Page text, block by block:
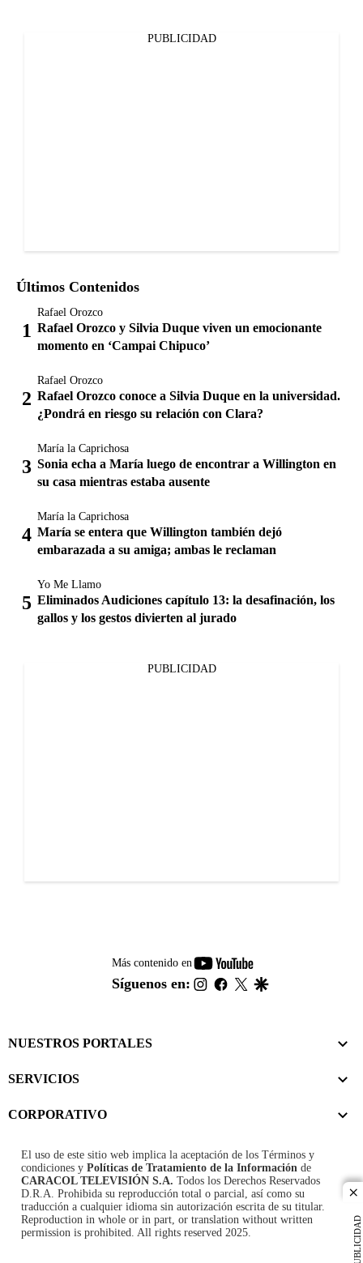
PUBLICIDAD
PUBLICIDAD
Últimos Contenidos
Rafael Orozco
Rafael Orozco y Silvia Duque viven un emocionante
momento en ‘Campai Chipuco’
Rafael Orozco
Rafael Orozco conoce a Silvia Duque en la universidad.
¿Pondrá en riesgo su relación con Clara?
María la Caprichosa
Sonia echa a María luego de encontrar a Willington en
su casa mientras estaba ausente
María la Caprichosa
María se entera que Willington también dejó
embarazada a su amiga; ambas le reclaman
Yo Me Llamo
Eliminados Audiciones capítulo 13: la desafinación, los
gallos y los gestos divierten al jurado
PUBLICIDAD
Más contenido en
youtube-
footer
Síguenos en: instagram
facebook
twitter
NUESTROS PORTALES
SERVICIOS
CORPORATIVO
El uso de este sitio web implica la aceptación de los Términos y
condiciones y Políticas de Tratamiento de la Información de
CARACOL TELEVISIÓN S.A. Todos los Derechos Reservados
D.R.A. Prohibida su reproducción total o parcial, así como su
traducción a cualquier idioma sin autorización escrita de su titular.
Reproduction in whole or in part, or translation without written
permission is prohibited. All rights reserved 2025.